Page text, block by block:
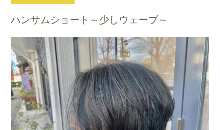
ハンサムショート～少しウェーブ～